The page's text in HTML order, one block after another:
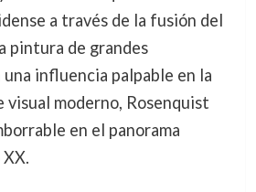
a través de la fusión del
pintura de grandes
una influencia palpable en la
moderno, Rosenquist
en el panorama